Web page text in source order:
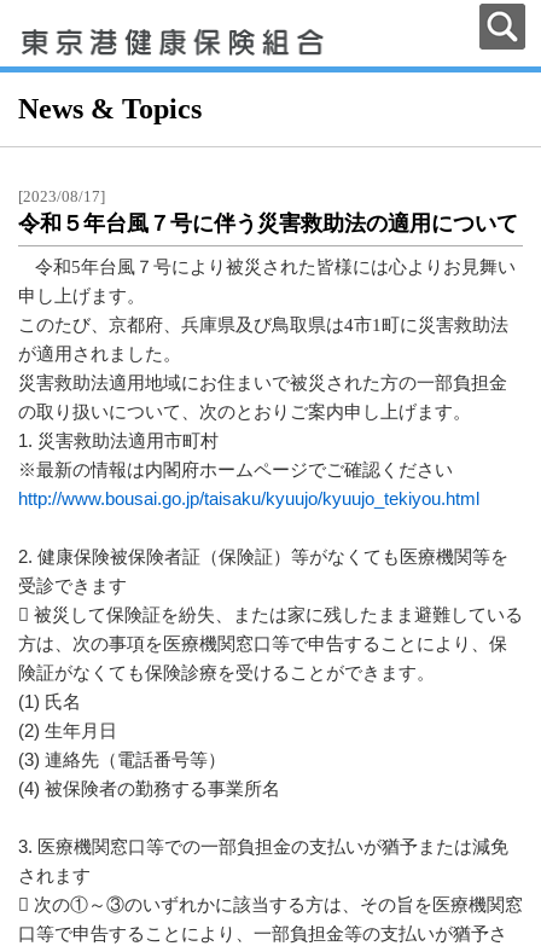
News & Topics
[2023/08/17]
令和５年台風７号に伴う災害救助法の適用について
令和5年台風７号により被災された皆様には心よりお見舞い
申し上げます。
このたび、京都府、兵庫県及び鳥取県は4市1町に災害救助法
が適用されました。
災害救助法適用地域にお住まいで被災された方の一部負担金
の取り扱いについて、次のとおりご案内申し上げます。
1. 災害救助法適用市町村
※最新の情報は内閣府ホームページでご確認ください
http://www.bousai.go.jp/taisaku/kyuujo/kyuujo_tekiyou.html
2. 健康保険被保険者証（保険証）等がなくても医療機関等を
受診できます
 被災して保険証を紛失、または家に残したまま避難している
方は、次の事項を医療機関窓口等で申告することにより、保
険証がなくても保険診療を受けることができます。
(1) 氏名
(2) 生年月日
(3) 連絡先（電話番号等）
(4) 被保険者の勤務する事業所名
3. 医療機関窓口等での一部負担金の支払いが猶予または減免
されます
 次の①～③のいずれかに該当する方は、その旨を医療機関窓
口等で申告することにより、一部負担金等の支払いが猶予さ